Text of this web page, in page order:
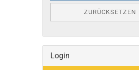
ZURÜCKSETZEN
Login